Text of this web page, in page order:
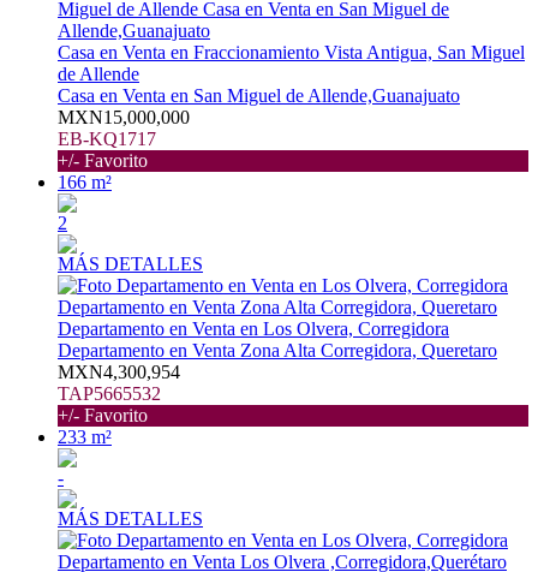
Casa en Venta en Fraccionamiento Vista Antigua, San Miguel
de Allende
Casa en Venta en San Miguel de Allende,Guanajuato
MXN15,000,000
EB-KQ1717
+/- Favorito
166 m²
2
MÁS DETALLES
Departamento en Venta en Los Olvera, Corregidora
Departamento en Venta Zona Alta Corregidora, Queretaro
MXN4,300,954
TAP5665532
+/- Favorito
233 m²
-
MÁS DETALLES